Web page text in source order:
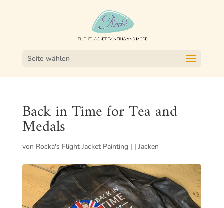
Seite wählen
Back in Time for Tea and
Medals
von Rocka's Flight Jacket Painting| | Jacken